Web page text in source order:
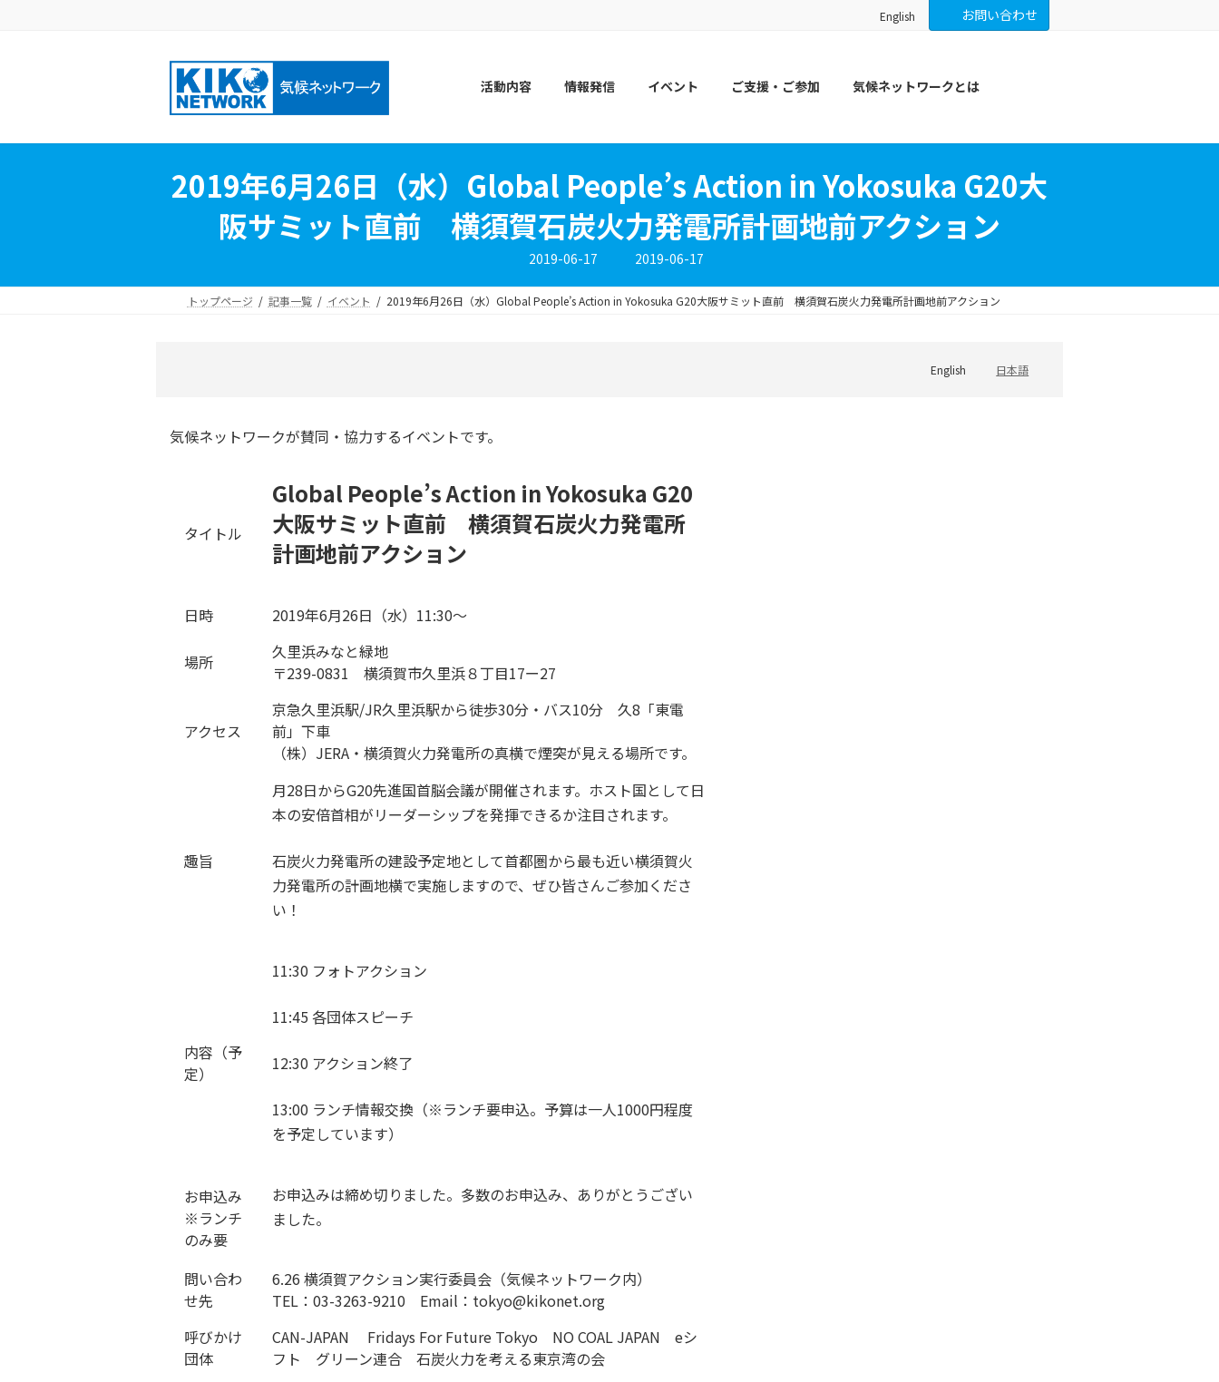
ス
ン
English お問い合わせ
活動内容 情報発信 イベント ご支援・ご参加 気候ネットワークとは
2019年6月26日（水）Global People’s Action in Yokosuka G20大
阪サミット直前 横須賀石炭火力発電所計画地前アクション
2019-06-17 最
終
更
新
日
2019-06-17
トップページ 記事一覧 イベント 2019年6月26日（水）Global People’s Action in Yokosuka G20大阪サミット直前 横須賀石炭火力発電所計画地前アクション
English 日本語
気候ネットワークが賛同・協力するイベントです。
タイトル
Global People’s Action in Yokosuka G20
大阪サミット直前 横須賀石炭火力発電所
計画地前アクション
日時 2019年6月26日（水）11:30～
場所
久里浜みなと緑地
〒239-0831 横須賀市久里浜８丁目17ー27
アクセス
京急久里浜駅/JR久里浜駅から徒歩30分・バス10分 久8「東電
前」下車
（株）JERA・横須賀火力発電所の真横で煙突が見える場所です。
趣旨
月28日からG20先進国首脳会議が開催されます。ホスト国として日
本の安倍首相がリーダーシップを発揮できるか注目されます。
石炭火力発電所の建設予定地として首都圏から最も近い横須賀火
力発電所の計画地横で実施しますので、ぜひ皆さんご参加くださ
い！
内容（予
定）
11:30 フォトアクション
11:45 各団体スピーチ
12:30 アクション終了
13:00 ランチ情報交換（※ランチ要申込。予算は一人1000円程度
を予定しています）
お申込み
※ランチ
のみ要
お申込みは締め切りました。多数のお申込み、ありがとうござい
ました。
問い合わ
せ先
6.26 横須賀アクション実行委員会（気候ネットワーク内）
TEL：03-3263-9210 Email：tokyo@kikonet.org
呼びかけ
団体
CAN-JAPAN Fridays For Future Tokyo NO COAL JAPAN eシ
フト グリーン連合 石炭火力を考える東京湾の会